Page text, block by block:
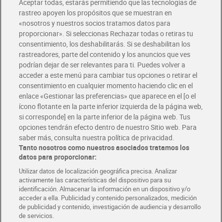
Glovo y Uber Eats
Solicita tu factura de Glovo o Uber Eats
Únete al CLUB Dia
Disfruta las ventajas y ofertas exclusivas.
Descárgate la APP Dia
Folletos y Tiendas
Descubre las mejores ofertas y busca tu tienda más cercana
Tarjeta MaX Dia
Te devuelve hasta 8€/mes de tus compras.
¡Solicita tu tarjeta de crédito aquí!
COMER MEJOR CADA DIA
COLABORA CON DIA ABRE TU TIENDA DIA CORPORATE
Aceptar todas, estarás permitiendo que las tecnologías de
rastreo apoyen los propósitos que se muestran en
«nosotros y nuestros socios tratamos datos para
proporcionar». Si seleccionas Rechazar todas o retiras tu
consentimiento, los deshabilitarás. Si se deshabilitan los
rastreadores, parte del contenido y los anuncios que ves
podrían dejar de ser relevantes para ti. Puedes volver a
acceder a este menú para cambiar tus opciones o retirar el
consentimiento en cualquier momento haciendo clic en el
enlace «Gestionar las preferencias» que aparece en el [o el
ícono flotante en la parte inferior izquierda de la página web,
si corresponde] en la parte inferior de la página web. Tus
opciones tendrán efecto dentro de nuestro Sitio web. Para
saber más, consulta nuestra política de privacidad.
Tanto nosotros como nuestros asociados tratamos los
datos para proporcionar:
Utilizar datos de localización geográfica precisa. Analizar
activamente las características del dispositivo para su
identificación. Almacenar la información en un dispositivo y/o
acceder a ella. Publicidad y contenido personalizados, medición
de publicidad y contenido, investigación de audiencia y desarrollo
de servicios.